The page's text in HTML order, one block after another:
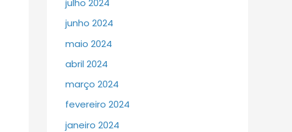
julho 2024
junho 2024
maio 2024
abril 2024
março 2024
fevereiro 2024
janeiro 2024